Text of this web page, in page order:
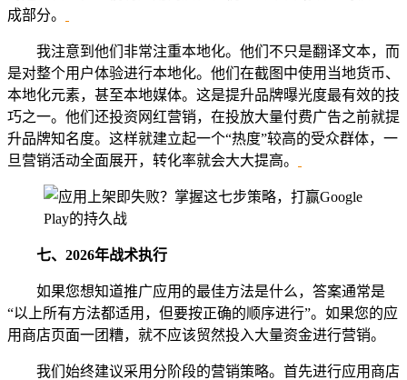
成部分。
我注意到他们非常注重本地化。他们不只是翻译文本，而
是对整个用户体验进行本地化。他们在截图中使用当地货币、
本地化元素，甚至本地媒体。这是提升品牌曝光度最有效的技
巧之一。他们还投资网红营销，在投放大量付费广告之前就提
升品牌知名度。这样就建立起一个“热度”较高的受众群体，一
旦营销活动全面展开，转化率就会大大提高。
七、 2026年战术执行
如果您想知道推广应用的最佳方法是什么，答案通常是
“以上所有方法都适用，但要按正确的顺序进行”。如果您的应
用商店页面一团糟，就不应该贸然投入大量资金进行营销。
我们始终建议采用分阶段的营销策略。首先进行应用商店